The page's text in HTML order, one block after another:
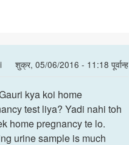
शुक्र, 05/06/2016 - 11:18 पूर्वान्ह
In
to
Mre
es
br
kya koi home
test liya? Yadi nahi toh
home pregnancy te lo.
urine sample is much